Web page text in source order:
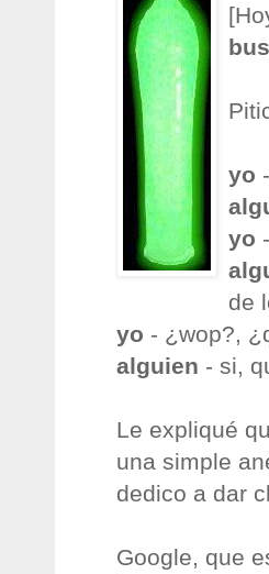
yo
yo
de
yo - ¿wop?,
alguien - si,
Le expliqué
una simple
dedico a dar
Google, que